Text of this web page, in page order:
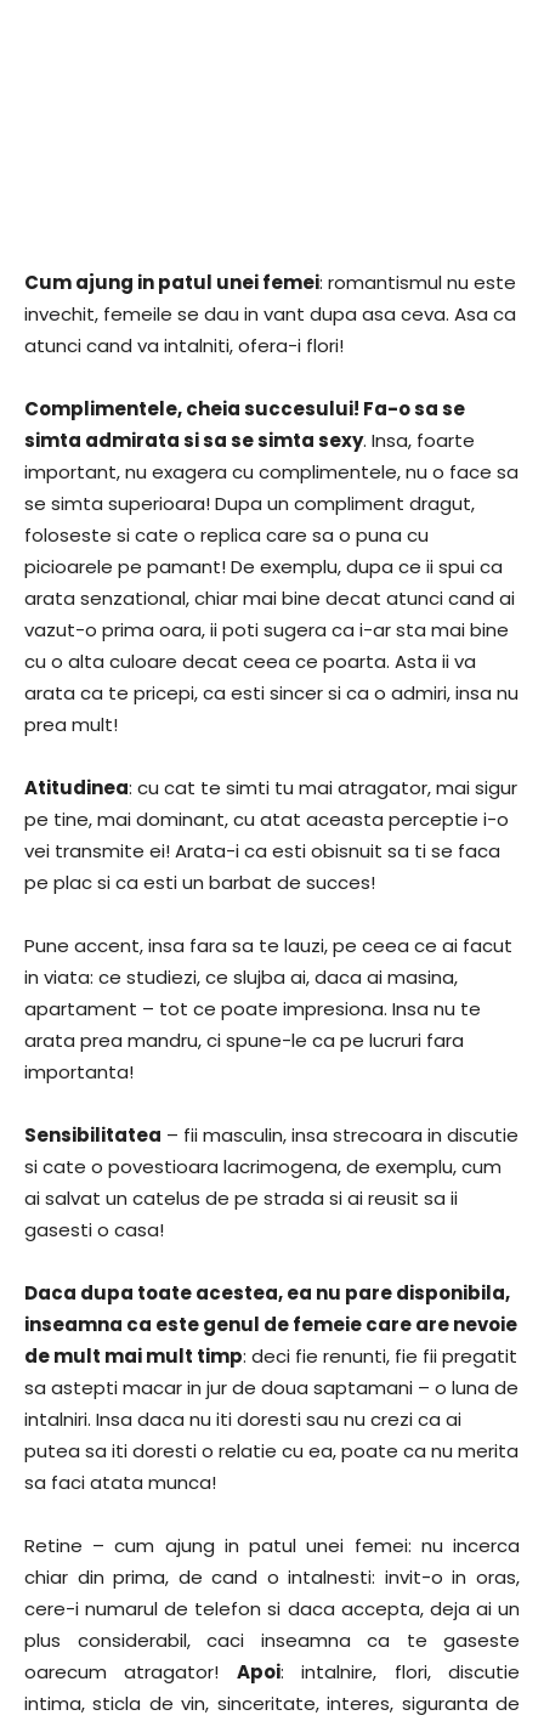
Cum ajung in patul unei femei: romantismul nu este
invechit, femeile se dau in vant dupa asa ceva. Asa ca
atunci cand va intalniti, ofera-i flori!
Complimentele, cheia succesului! Fa-o sa se
simta admirata si sa se simta sexy. Insa, foarte
important, nu exagera cu complimentele, nu o face sa
se simta superioara! Dupa un compliment dragut,
foloseste si cate o replica care sa o puna cu
picioarele pe pamant! De exemplu, dupa ce ii spui ca
arata senzational, chiar mai bine decat atunci cand ai
vazut-o prima oara, ii poti sugera ca i-ar sta mai bine
cu o alta culoare decat ceea ce poarta. Asta ii va
arata ca te pricepi, ca esti sincer si ca o admiri, insa nu
prea mult!
Atitudinea: cu cat te simti tu mai atragator, mai sigur
pe tine, mai dominant, cu atat aceasta perceptie i-o
vei transmite ei! Arata-i ca esti obisnuit sa ti se faca
pe plac si ca esti un barbat de succes!
Pune accent, insa fara sa te lauzi, pe ceea ce ai facut
in viata: ce studiezi, ce slujba ai, daca ai masina,
apartament – tot ce poate impresiona. Insa nu te
arata prea mandru, ci spune-le ca pe lucruri fara
importanta!
Sensibilitatea – fii masculin, insa strecoara in discutie
si cate o povestioara lacrimogena, de exemplu, cum
ai salvat un catelus de pe strada si ai reusit sa ii
gasesti o casa!
Daca dupa toate acestea, ea nu pare disponibila,
inseamna ca este genul de femeie care are nevoie
de mult mai mult timp: deci fie renunti, fie fii pregatit
sa astepti macar in jur de doua saptamani – o luna de
intalniri. Insa daca nu iti doresti sau nu crezi ca ai
putea sa iti doresti o relatie cu ea, poate ca nu merita
sa faci atata munca!
Retine – cum ajung in patul unei femei: nu incerca
chiar din prima, de cand o intalnesti: invit-o in oras,
cere-i numarul de telefon si daca accepta, deja ai un
plus considerabil, caci inseamna ca te gaseste
oarecum atragator! Apoi: intalnire, flori, discutie
intima, sticla de vin, sinceritate, interes, siguranta de